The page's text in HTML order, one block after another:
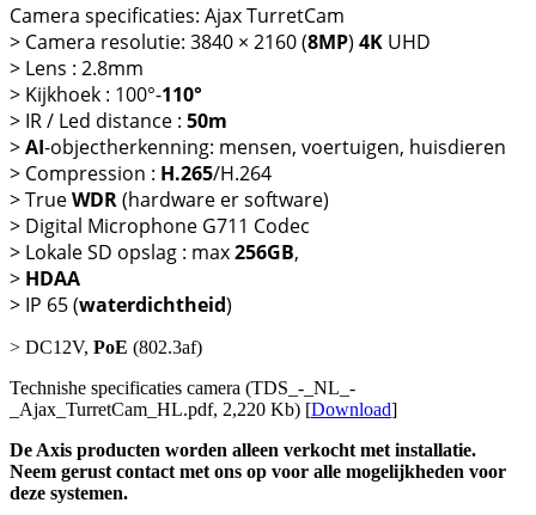
Camera specificaties: Ajax TurretCam
> Camera resolutie: 3840 × 2160 (8MP) 4K UHD
> Lens : 2.8mm
> Kijkhoek : 100°-110°
> IR / Led distance : 50m
>AI-objectherkenning: mensen, voertuigen, huisdieren
> Compression : H.265/H.264
> TrueWDR(hardware er software)
> Digital Microphone G711 Codec
> Lokale SD opslag : max256GB,
> HDAA
> IP 65 (waterdichtheid)
> DC12V, PoE (802.3af)
Technishe specificaties camera (TDS_-_NL_-
_Ajax_TurretCam_HL.pdf, 2,220 Kb) [Download]
De Axis producten worden alleen verkocht met installatie.
Neem gerust contact met ons op voor alle mogelijkheden voor
deze systemen.